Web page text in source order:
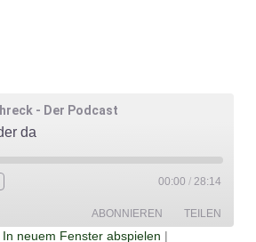
- Der Podcast
da
00:00 / 28:14
ABONNIEREN TEILEN
In neuem Fenster abspielen |